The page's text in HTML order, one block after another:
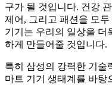
구가 될 것입니다. 건강
제어, 그리고 패션을 모
기기는 우리의 일상을 더
하게 만들어줄 것입니다.
특히 삼성의 강력한 기술
마트 기기 생태계를 바탕